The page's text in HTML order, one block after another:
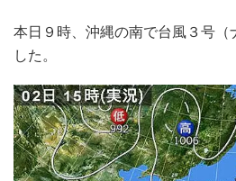
本日９時、沖縄の南で台風３号（
した。